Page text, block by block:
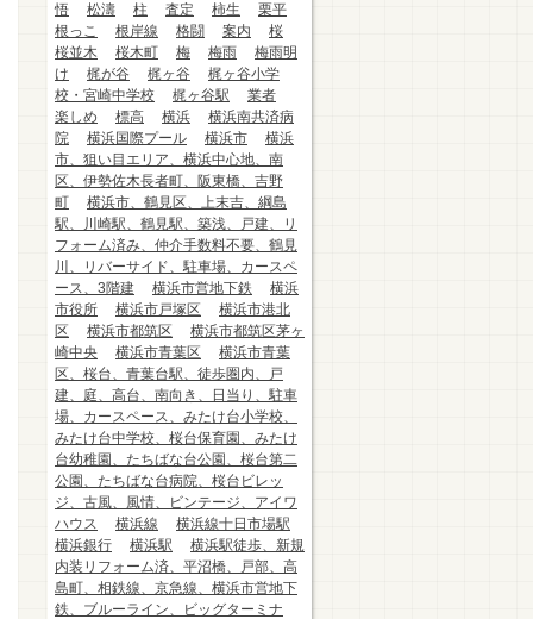
悟
松濤 柱 査定 柿生
栗平
根っこ
根岸線 格闘 案内
桜
桜並木
桜木町 梅 梅雨
梅雨明
け
梶が谷 梶ヶ谷
梶ヶ谷小学
校・宮崎中学校
梶ヶ谷駅
業者
楽しめ
標高 横浜
横浜南共済病
院
横浜国際プール 横浜市
横浜
市、狙い目エリア、横浜中心地、南
区、伊勢佐木長者町、阪東橋、吉野
町
横浜市、鶴見区、上末吉、綱島
駅、川崎駅、鶴見駅、築浅、戸建、リ
フォーム済み、仲介手数料不要、鶴見
川、リバーサイド、駐車場、カースペ
ース、3階建
横浜市営地下鉄
横浜
市役所
横浜市戸塚区
横浜市港北
区
横浜市都筑区
横浜市都筑区茅ヶ
崎中央
横浜市青葉区
横浜市青葉
区、桜台、青葉台駅、徒歩圏内、戸
建、庭、高台、南向き、日当り、駐車
場、カースペース、みたけ台小学校、
みたけ台中学校、桜台保育園、みたけ
台幼稚園、たちばな台公園、桜台第二
公園、たちばな台病院、桜台ビレッ
ジ、古風、風情、ビンテージ、アイワ
ハウス
横浜線
横浜線十日市場駅
横浜銀行
横浜駅
横浜駅徒歩、新規
内装リフォーム済、平沼橋、戸部、高
島町、相鉄線、京急線、横浜市営地下
鉄、ブルーライン、ビッグターミナ